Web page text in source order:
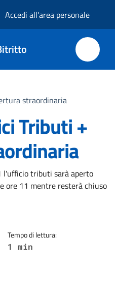
Accedi all'area personale
straordinaria
Tributi +
l'ufficio tributi sarà aperto
ore 11 mentre resterà chiuso
Tempo di lettura:
1 min